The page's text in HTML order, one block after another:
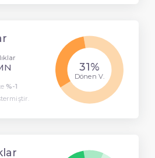
%-1
Dönen V.
31%